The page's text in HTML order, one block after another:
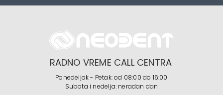
RADNO VREME CALL CENTRA
Ponedeljak - Petak: od 08:00 do 16:00
Subota i nedelja: neradan dan